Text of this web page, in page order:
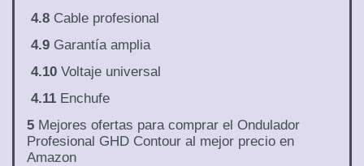
4.8 Cable profesional
4.9 Garantía amplia
4.10 Voltaje universal
4.11 Enchufe
5 Mejores ofertas para comprar el Ondulador
Profesional GHD Contour al mejor precio en
Amazon